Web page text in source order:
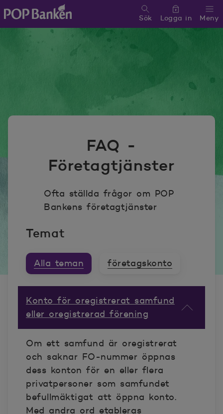
POP banken, till hemsidan
Meny
Sök Logga in
FAQ -
Företagtjänster
Ofta ställda frågor om POP
Bankens företagtjänster
Temat
Alla teman företagskonto
Konto för oregistrerat samfund
eller oregistrerad förening
Om ett samfund är oregistrerat
och saknar FO-nummer öppnas
dess konton för en eller flera
privatpersoner som samfundet
befullmäktigat att öppna konto.
Med andra ord etableras